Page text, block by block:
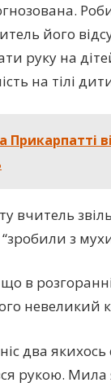
його
руку на
на тілі
Прикарпатті
вчитель
з
в
невеликий
ніс два
рукою. Мила